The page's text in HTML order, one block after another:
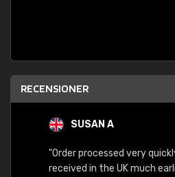
RECENSIONER
SUSAN A
"Order processed very
received in the UK much